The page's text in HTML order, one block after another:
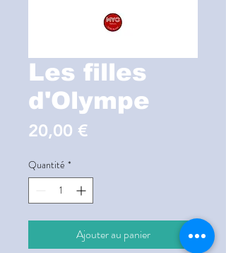
Les filles
d'Olympe
20,00 €
Quantité *
Ajouter au panier